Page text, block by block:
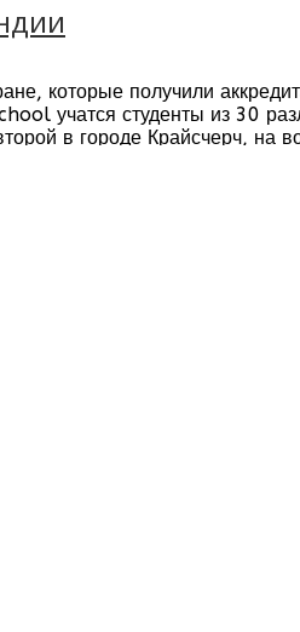
которые получили
учатся студенты из 30
в городе Крайсчерч, на